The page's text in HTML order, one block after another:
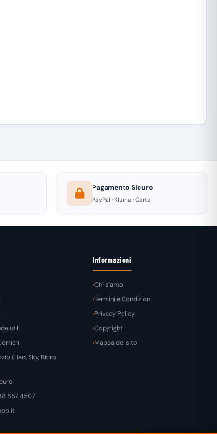
Pagamento Sicuro
PayPal · Klarna · Carta
utili
(Iliad, Sky, Ritiro
887 4507
Informazioni
Chi siamo
Termini e Condizioni
Privacy Policy
Copyright
Mappa del sito